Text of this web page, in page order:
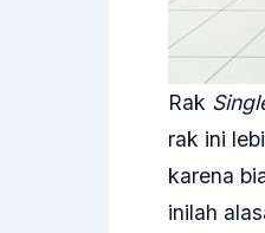
Rak
rak ini
karena
inilah